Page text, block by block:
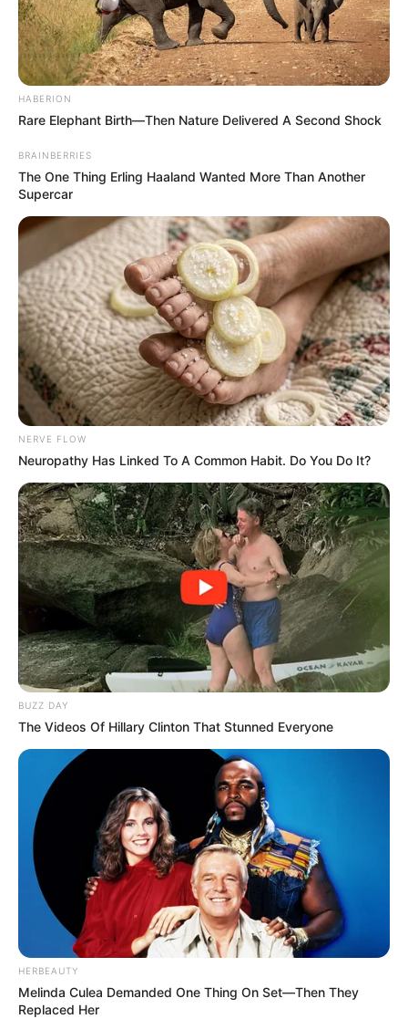
HABERION
Rare Elephant Birth—Then Nature Delivered A Second Shock
BRAINBERRIES
The One Thing Erling Haaland Wanted More Than Another
Supercar
NERVE FLOW
Neuropathy Has Linked To A Common Habit. Do You Do It?
BUZZ DAY
The Videos Of Hillary Clinton That Stunned Everyone
HERBEAUTY
Melinda Culea Demanded One Thing On Set—Then They
Replaced Her